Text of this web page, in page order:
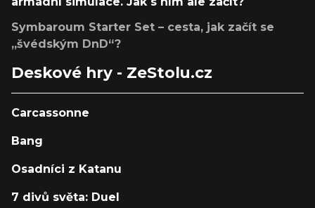
Symbaroum Starter Set – cesta, jak začít se
„švédským DnD“?
Deskové hry - ZeStolu.cz
Carcassonne
Bang
Osadníci z Katanu
7 divů světa: Duel